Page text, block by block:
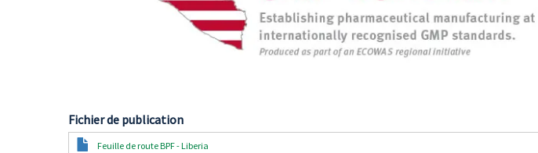
Fichier de publication
DocumentFeuille de route BPF - Liberia